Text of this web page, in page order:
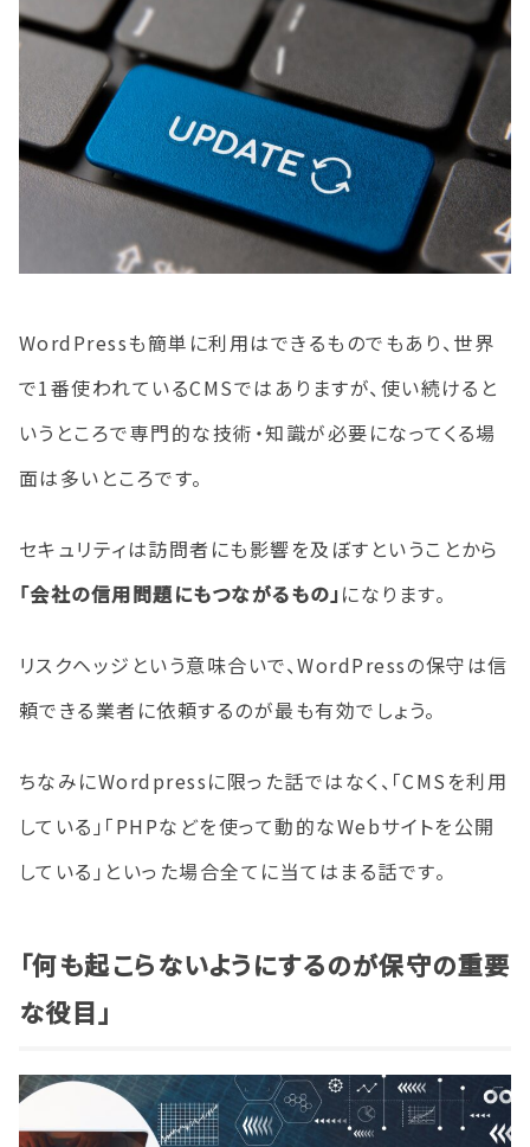
WordPressも簡単に利用はできるものでもあり、世界
で1番使われているCMSではありますが、使い続けると
いうところで専門的な技術・知識が必要になってくる場
面は多いところです。
セキュリティは訪問者にも影響を及ぼすということから
「会社の信用問題にもつながるもの」になります。
リスクヘッジという意味合いで、WordPressの保守は信
頼できる業者に依頼するのが最も有効でしょう。
ちなみにWordpressに限った話ではなく、「CMSを利用
している」「PHPなどを使って動的なWebサイトを公開
している」といった場合全てに当てはまる話です。
「何も起こらないようにするのが保守の重要
な役目」